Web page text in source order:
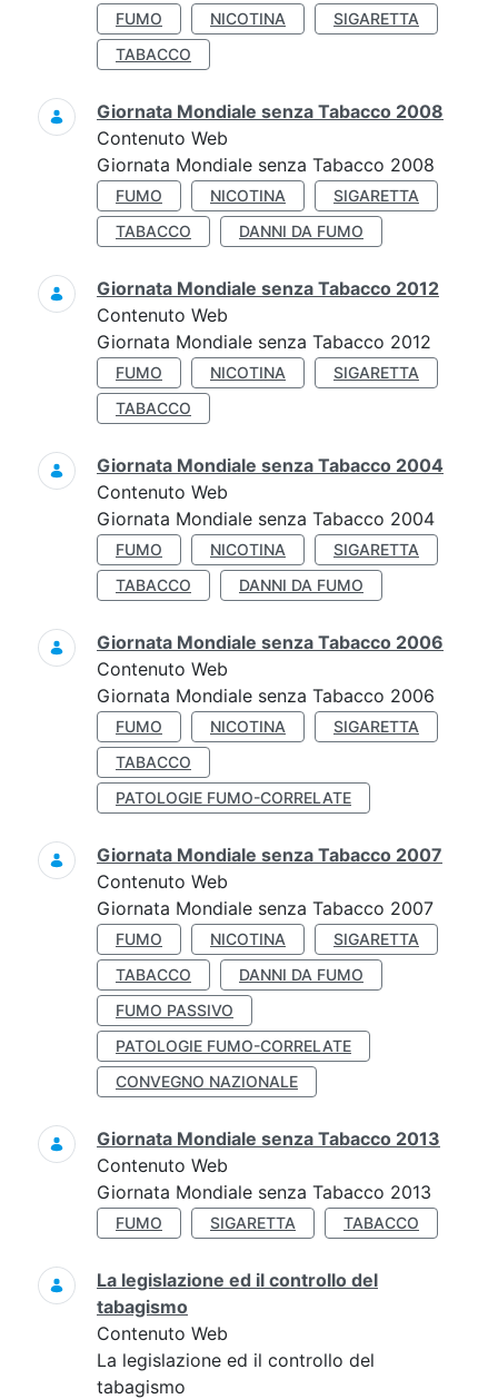
FUMO NICOTINA
SIGARETTA
TABACCO
Giornata Mondiale senza Tabacco 2008
Contenuto Web
Giornata Mondiale senza Tabacco 2008
FUMO NICOTINA
SIGARETTA
TABACCO
DANNI DA FUMO
Giornata Mondiale senza Tabacco 2012
Contenuto Web
Giornata Mondiale senza Tabacco 2012
FUMO NICOTINA
SIGARETTA
TABACCO
Giornata Mondiale senza Tabacco 2004
Contenuto Web
Giornata Mondiale senza Tabacco 2004
FUMO NICOTINA
SIGARETTA
TABACCO
DANNI DA FUMO
Giornata Mondiale senza Tabacco 2006
Contenuto Web
Giornata Mondiale senza Tabacco 2006
FUMO NICOTINA
SIGARETTA
TABACCO
PATOLOGIE FUMO-CORRELATE
Giornata Mondiale senza Tabacco 2007
Contenuto Web
Giornata Mondiale senza Tabacco 2007
FUMO NICOTINA
SIGARETTA
TABACCO
DANNI DA FUMO
FUMO PASSIVO
PATOLOGIE FUMO-CORRELATE
CONVEGNO NAZIONALE
Giornata Mondiale senza Tabacco 2013
Contenuto Web
Giornata Mondiale senza Tabacco 2013
FUMO SIGARETTA TABACCO
La legislazione ed il controllo del
tabagismo
Contenuto Web
La legislazione ed il controllo del
tabagismo